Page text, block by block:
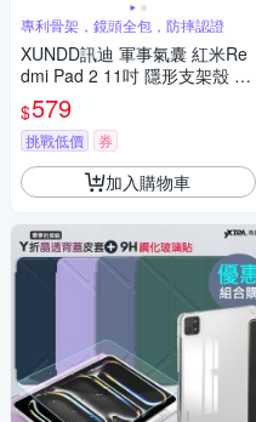
專利骨架，鏡頭全包，防摔認證
XUNDD訊迪 軍事氣囊 紅米Re
dmi Pad 2 11吋 隱形支架殼 平
板防摔保護套(極簡黑)
$579
挑戰低價 券
加入購物車